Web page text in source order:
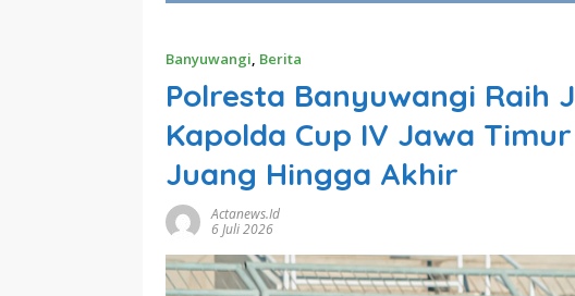
Banyuwangi, Berita
Polresta Banyuwangi Raih
Kapolda Cup IV Jawa
Juang Hingga Akhir
Actanews.id
6 Juli 2026